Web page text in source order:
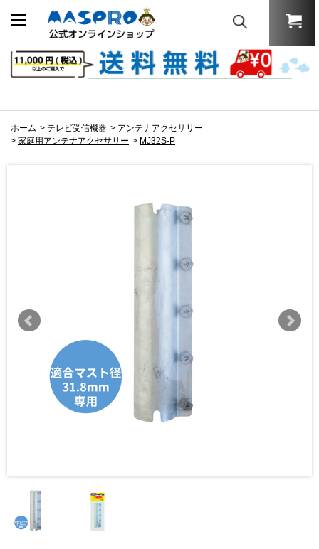
ホーム > テレビ受信機器 > アンテナアクセサリー
> 家庭用アンテナアクセサリー > MJ32S-P